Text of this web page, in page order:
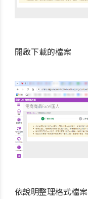
開啟下載的檔案
依說明整理格式檔案